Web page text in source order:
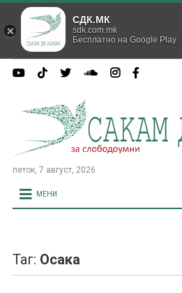
петок, 7 август, 2026
МЕНИ
Таг: Осака
СДК.МК
sdk.com.mk
Бесплатно на Google Play